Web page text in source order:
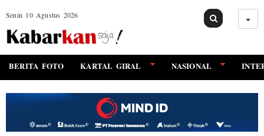
Senin 10 Agustus 2026
BERITA FOTO KARTAL GIRAL NASIONAL